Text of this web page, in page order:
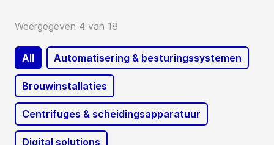
Weergegeven 4 van 18
All Automatisering & besturingssystemen
Brouwinstallaties
Centrifuges & scheidingsapparatuur
Digital solutions